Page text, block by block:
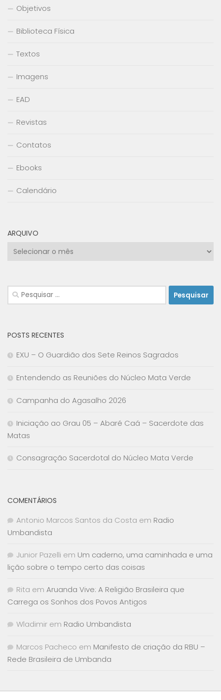
Objetivos
Biblioteca Física
Textos
Imagens
EAD
Revistas
Contatos
Ebooks
Calendário
ARQUIVO
Arquivo
Pesquisar
por:
POSTS RECENTES
EXU – O Guardião dos Sete Reinos Sagrados
Entendendo as Reuniões do Núcleo Mata Verde
Campanha do Agasalho 2026
Iniciação ao Grau 05 – Abaré Caá – Sacerdote das
Matas
Consagração Sacerdotal do Núcleo Mata Verde
COMENTÁRIOS
Antonio Marcos Santos da Costa em Radio
Umbandista
Junior Pazelli em Um caderno, uma caminhada e uma
lição sobre o tempo certo das coisas
Rita em Aruanda Vive: A Religião Brasileira que
Carrega os Sonhos dos Povos Antigos
Wladimir em Radio Umbandista
Marcos Pacheco em Manifesto de criação da RBU –
Rede Brasileira de Umbanda